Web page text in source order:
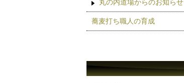
丸の内道場からのお知らせ
蕎麦打ち職人の育成